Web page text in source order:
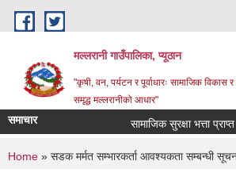
Skip to main content
मल्लरानी गाउँपालिका, प्यूठान
"कृषी, वन, पर्यटन र पूर्वाधारः सामाजिक विकास
समृद्ध मल्लरानीको आधार"
समाचार सामाजिक सुरक्षा भत्ता
You are here
Home » सडक मर्मत सम्भारकर्ता आवश्यकता सम्बन्धी